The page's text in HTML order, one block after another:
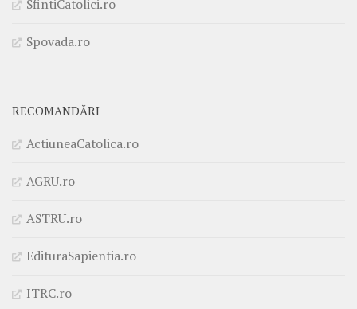
SfintiCatolici.ro
Spovada.ro
RECOMANDĂRI
ActiuneaCatolica.ro
AGRU.ro
ASTRU.ro
EdituraSapientia.ro
ITRC.ro